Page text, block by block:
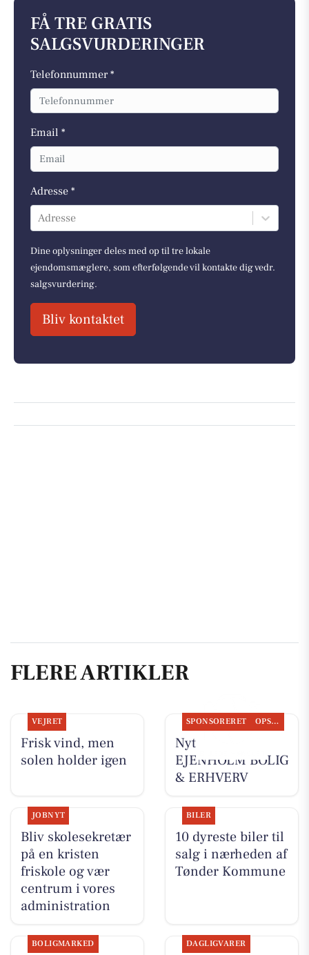
FÅ TRE GRATIS
SALGSVURDERINGER
Telefonnummer *
Email *
Adresse *
Adresse
Dine oplysninger deles med op til tre lokale
ejendomsmæglere, som efterfølgende vil kontakte dig vedr.
salgsvurdering.
Bliv kontaktet
FLERE ARTIKLER
VEJRET
Frisk vind, men
solen holder igen
SPONSORERET OPSLAGSTAVLEN
Nyt fra
EJENHOLM BOLIG
& ERHVERV
JOBNYT
Bliv skolesekretær
på en kristen
friskole og vær
centrum i vores
administration
BILER
10 dyreste biler til
salg i nærheden af
Tønder Kommune
BOLIGMARKED DAGLIGVARER